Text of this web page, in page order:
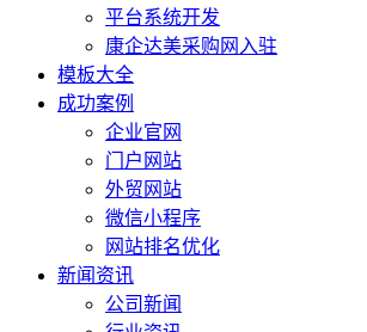
平台系统开发
康企达美采购网入驻
模板大全
成功案例
企业官网
门户网站
外贸网站
微信小程序
网站排名优化
新闻资讯
公司新闻